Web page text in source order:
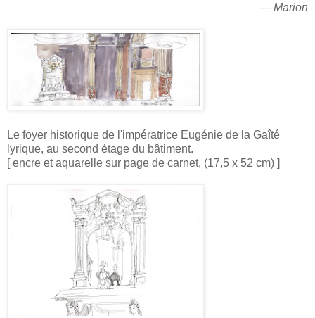
— Marion
Le foyer historique de l'impératrice Eugénie de la Gaîté
lyrique, au second étage du bâtiment.
[ encre et aquarelle sur page de carnet, (17,5 x 52 cm) ]